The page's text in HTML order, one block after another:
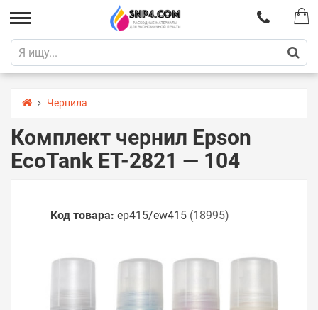
Чернила
Комплект чернил Epson
EcoTank ET-2821 — 104
Код товара: ep415/ew415 (18995)